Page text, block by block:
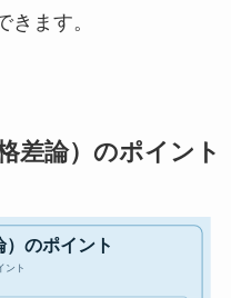
ます。
差論）のポイント